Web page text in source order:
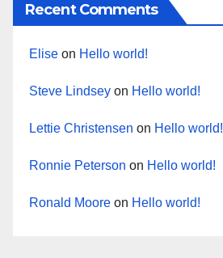
Recent Comments
Elise on Hello world!
Steve Lindsey on Hello world!
Lettie Christensen on Hello world!
Ronnie Peterson on Hello world!
Ronald Moore on Hello world!